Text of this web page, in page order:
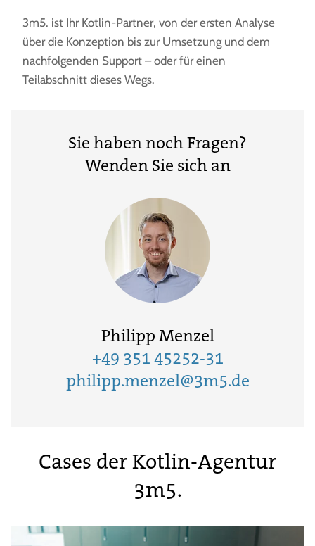
3m5. ist Ihr Kotlin-Partner, von der ersten Analyse
über die Konzeption bis zur Umsetzung und dem
nachfolgenden Support – oder für einen
Teilabschnitt dieses Wegs.
Sie haben noch Fragen?
Wenden Sie sich an
Philipp Menzel
+49 351 45252-31
philipp.menzel@3m5.de
Cases der Kotlin-Agentur
3m5.